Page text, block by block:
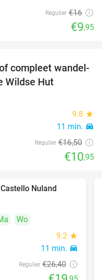
Regulier €16
€9,95
34%
compleet wandel-
Wildse Hut
9.8 star
11 min. directions_car
Regulier €16,50
€10,95
Nuland
Wo
9.2 star
11 min. directions_car
Regulier €26,40